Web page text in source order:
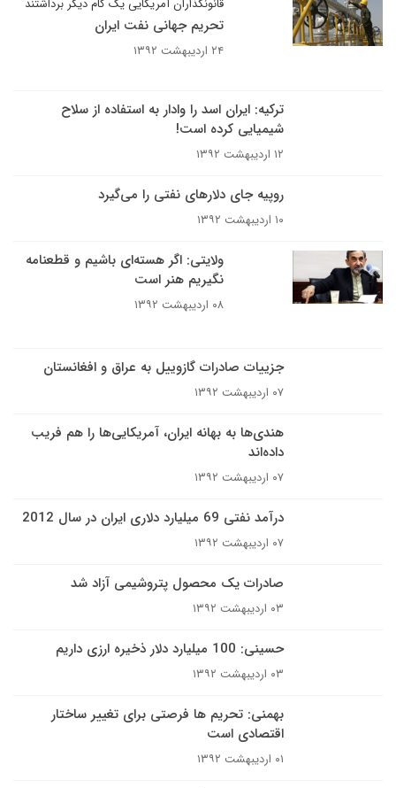
قانونگذاران آمریکایی یک گام دیگر برداشتند
تحریم جهانی نفت ایران
۲۴ اردیبهشت ۱۳۹۲
ترکیه: ایران اسد را وادار به استفاده از سلاح
شیمیایی کرده است!
۱۲ اردیبهشت ۱۳۹۲
روپیه جای دلارهای نفتی را می‌گیرد
۱۰ اردیبهشت ۱۳۹۲
ولایتی: اگر هسته‌ای باشیم و قطعنامه
نگیریم هنر است
۰۸ اردیبهشت ۱۳۹۲
جزییات صادرات گازوییل به عراق و افغانستان
۰۷ اردیبهشت ۱۳۹۲
هندی‌ها به بهانه ایران، آمریکایی‌ها را هم فریب
داده‌اند
۰۷ اردیبهشت ۱۳۹۲
درآمد نفتی 69 میلیارد دلاری ایران در سال 2012
۰۷ اردیبهشت ۱۳۹۲
صادرات یک محصول پتروشیمی آزاد شد
۰۳ اردیبهشت ۱۳۹۲
حسینی: 100 میلیارد دلار ذخیره ارزی داریم
۰۳ اردیبهشت ۱۳۹۲
بهمنی: تحریم ها فرصتی برای تغییر ساختار
اقتصادی است
۰۱ اردیبهشت ۱۳۹۲